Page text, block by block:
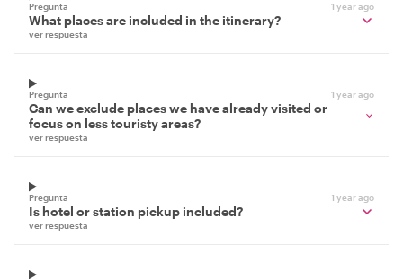
Pregunta 1 year ago
What places are included in the itinerary?
ver respuesta
Pregunta 1 year ago
Can we exclude places we have already visited or
focus on less touristy areas?
ver respuesta
Pregunta 1 year ago
Is hotel or station pickup included?
ver respuesta